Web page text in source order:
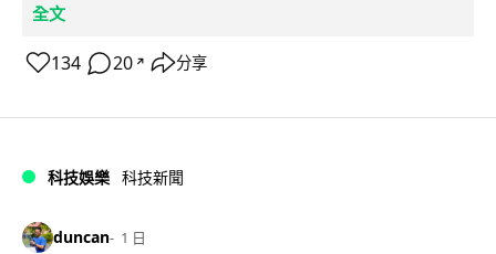
全文
134 20 ↗ 分享
科技娛樂 科技新聞
duncan 1 日